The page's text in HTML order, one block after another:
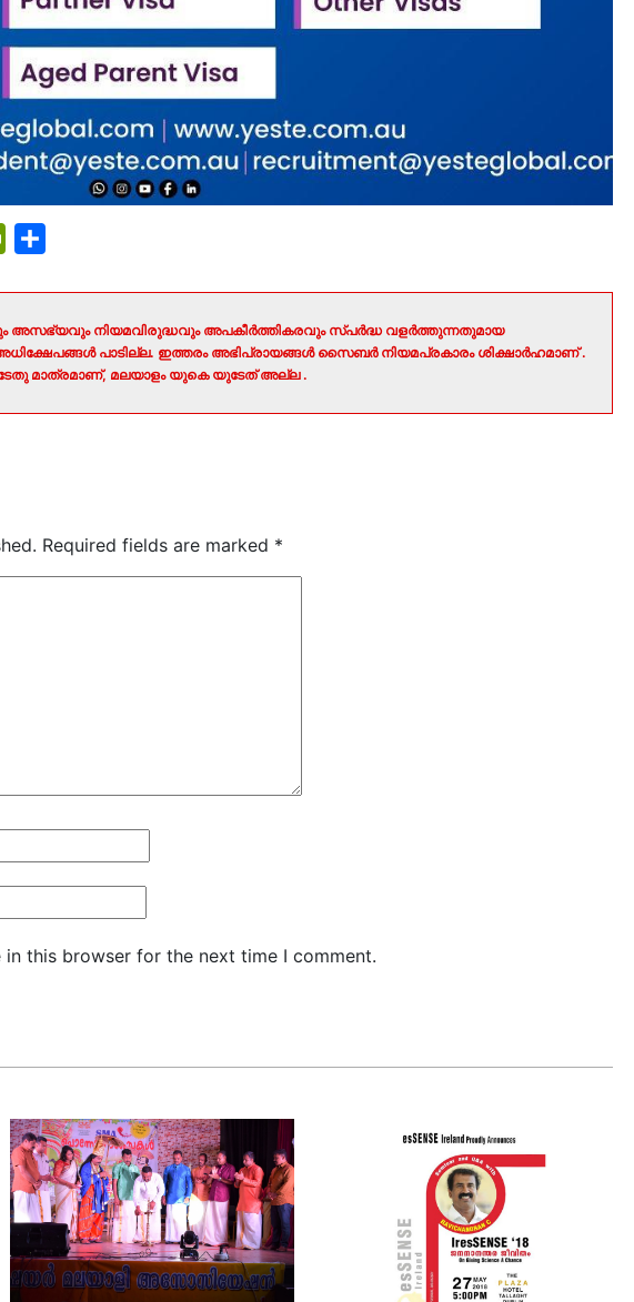
PrintFriendly
അസഭ്യവും നിയമവിരുദ്ധവും അപകീർത്തികരവും സ്പർദ്ധ വളർത്തുന്നതുമായ
പാടില്ല. ഇത്തരം അഭിപ്രായങ്ങൾ സൈബർ നിയമപ്രകാരം ശിക്ഷാർഹമാണ് .
മാത്രമാണ്, മലയാളം യുകെ യുടേത് അല്ല .
Required fields are marked *
in this browser for the next time I comment.